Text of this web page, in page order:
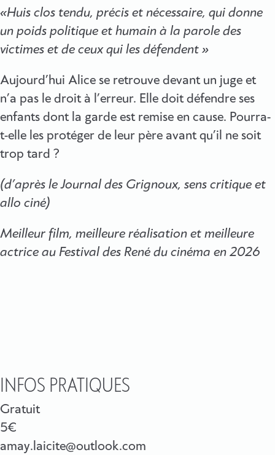
«Huis clos tendu, précis et nécessaire, qui donne
un poids politique et humain à la parole des
victimes et de ceux qui les défendent »
Aujourd’hui Alice se retrouve devant un juge et
n’a pas le droit à l’erreur. Elle doit défendre ses
enfants dont la garde est remise en cause. Pourra-
t-elle les protéger de leur père avant qu’il ne soit
trop tard ?
(d’après le Journal des Grignoux, sens critique et
allo ciné)
Meilleur film, meilleure réalisation et meilleure
actrice au Festival des René du cinéma en 2026
INFOS PRATIQUES
Gratuit
5€
amay.laicite@outlook.com